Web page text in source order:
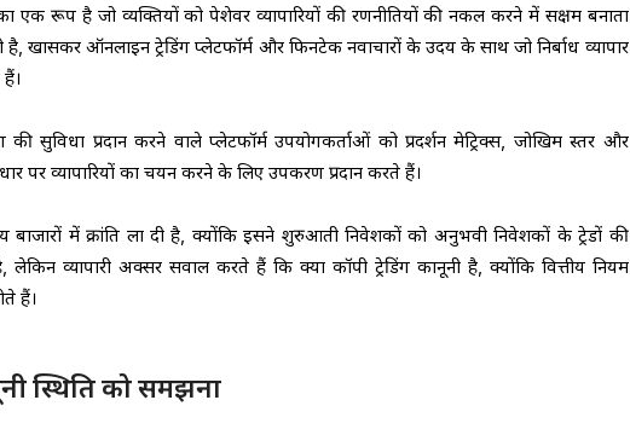
का एक रूप है जो व्यक्तियों को पेशेवर व्यापारियों की रणनीतियों की नकल करने में सक्षम बनाता
है, खासकर ऑनलाइन ट्रेडिंग प्लेटफॉर्म और फिनटेक नवाचारों के उदय के साथ जो निर्बाध व्यापार
की सुविधा प्रदान करने वाले प्लेटफॉर्म उपयोगकर्ताओं को प्रदर्शन मेट्रिक्स, जोखिम स्तर और
पर व्यापारियों का चयन करने के लिए उपकरण प्रदान करते हैं।
बाजारों में क्रांति ला दी है, क्योंकि इसने शुरुआती निवेशकों को अनुभवी निवेशकों के ट्रेडों की
व्यापारी अक्सर सवाल करते हैं कि क्या कॉपी ट्रेडिंग कानूनी है, क्योंकि वित्तीय नियम
हैं।
स्थिति को समझना